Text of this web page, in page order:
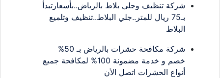
شركة تنظيف وجلي بلاط بالرياض..بأسعارتبدأ
بـ75 ريال للمتر..جلي البلاط..تنظيف وتلميع
البلاط
شركة مكافحة حشرات بالرياض بـ 50%
خصم و خدمة مضمونة 100% لمكافحة جميع
أنواع الحشرات اتصل الأن